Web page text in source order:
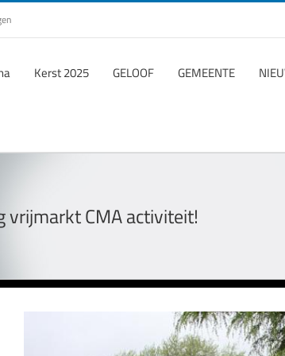
Kerst 2025 GELOOF GEMEENTE
vrijmarkt CMA activiteit!